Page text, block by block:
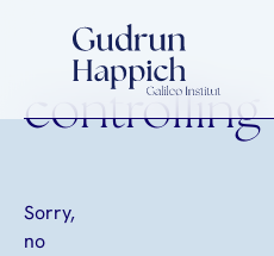
controlling
Sorry,
no